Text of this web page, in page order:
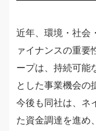
近年、環境・社会
ァイナンスの重要
ープは、持続可能
とした事業機会の
今後も同社は、ネ
た資金調達を進め